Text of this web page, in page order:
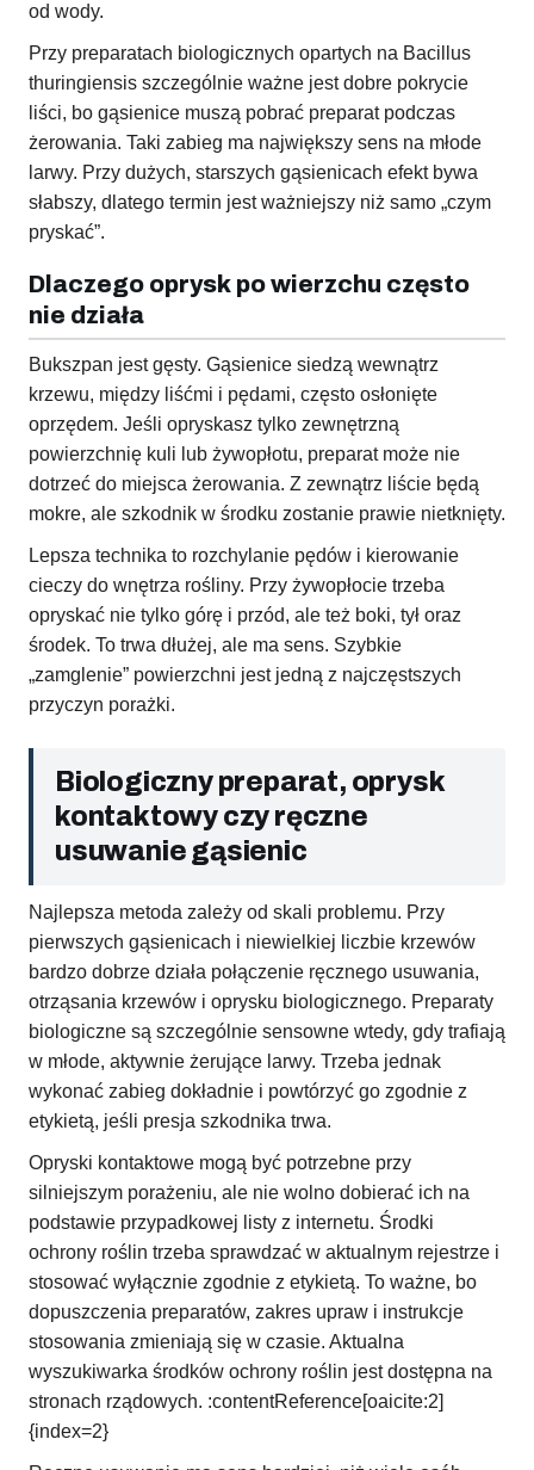
od wody.
Przy preparatach biologicznych opartych na Bacillus
thuringiensis szczególnie ważne jest dobre pokrycie
liści, bo gąsienice muszą pobrać preparat podczas
żerowania. Taki zabieg ma największy sens na młode
larwy. Przy dużych, starszych gąsienicach efekt bywa
słabszy, dlatego termin jest ważniejszy niż samo „czym
pryskać”.
Dlaczego oprysk po wierzchu często
nie działa
Bukszpan jest gęsty. Gąsienice siedzą wewnątrz
krzewu, między liśćmi i pędami, często osłonięte
oprzędem. Jeśli opryskasz tylko zewnętrzną
powierzchnię kuli lub żywopłotu, preparat może nie
dotrzeć do miejsca żerowania. Z zewnątrz liście będą
mokre, ale szkodnik w środku zostanie prawie nietknięty.
Lepsza technika to rozchylanie pędów i kierowanie
cieczy do wnętrza rośliny. Przy żywopłocie trzeba
opryskać nie tylko górę i przód, ale też boki, tył oraz
środek. To trwa dłużej, ale ma sens. Szybkie
„zamglenie” powierzchni jest jedną z najczęstszych
przyczyn porażki.
Biologiczny preparat, oprysk
kontaktowy czy ręczne
usuwanie gąsienic
Najlepsza metoda zależy od skali problemu. Przy
pierwszych gąsienicach i niewielkiej liczbie krzewów
bardzo dobrze działa połączenie ręcznego usuwania,
otrząsania krzewów i oprysku biologicznego. Preparaty
biologiczne są szczególnie sensowne wtedy, gdy trafiają
w młode, aktywnie żerujące larwy. Trzeba jednak
wykonać zabieg dokładnie i powtórzyć go zgodnie z
etykietą, jeśli presja szkodnika trwa.
Opryski kontaktowe mogą być potrzebne przy
silniejszym porażeniu, ale nie wolno dobierać ich na
podstawie przypadkowej listy z internetu. Środki
ochrony roślin trzeba sprawdzać w aktualnym rejestrze i
stosować wyłącznie zgodnie z etykietą. To ważne, bo
dopuszczenia preparatów, zakres upraw i instrukcje
stosowania zmieniają się w czasie. Aktualna
wyszukiwarka środków ochrony roślin jest dostępna na
stronach rządowych. :contentReference[oaicite:2]
{index=2}